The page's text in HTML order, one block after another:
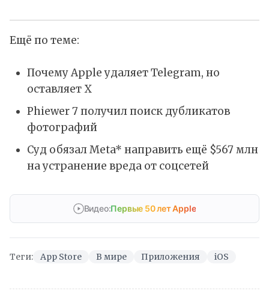
Ещё по теме:
Почему Apple удаляет Telegram, но
оставляет X
Phiewer 7 получил поиск дубликатов
фотографий
Суд обязал Meta* направить ещё $567 млн
на устранение вреда от соцсетей
Видео:Первые 50 лет Apple
Теги: App Store В мире Приложения iOS